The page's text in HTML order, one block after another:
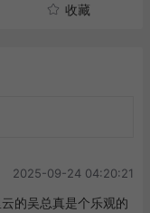
收藏
2025-09-24 04:20:21
的吴总真是个乐观的